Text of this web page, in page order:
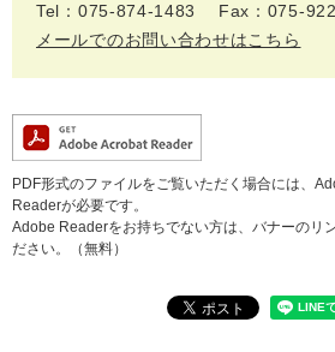
Tel：075-874-1483
Fax：075-
メールでのお問い合わせはこちら
PDF形式のファイルをご覧いただく場合には、
Readerが必要です。
Adobe Readerをお持ちでない方は、バナーのリ
ださい。（無料）